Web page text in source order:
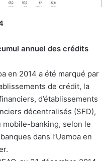
annuel des crédits
en 2014 a été marqué par
de crédit, la
d’établissements
décentralisés (SFD),
banking, selon le
dans l’Uemoa en